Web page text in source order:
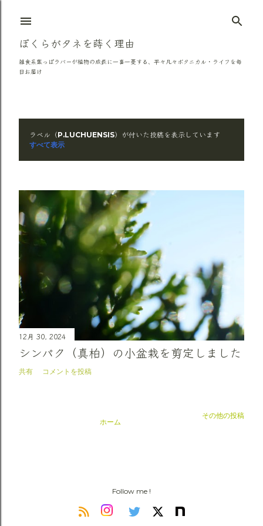
スキップしてメイン コンテンツに移動
ぼくらがタネを蒔く理由
雑食系葉っぱラバーが植物の成長に一喜一憂する、平々凡々ボタニカル・ライフを毎
日お届け
投
ラベル（P.LUCHUENSIS）が付いた投稿を表示しています
すべて表示
12月 30, 2024
シンパク（真柏）の小盆栽を剪定しました
共有 コメントを投稿
ホーム
その他の投稿
Follow me !